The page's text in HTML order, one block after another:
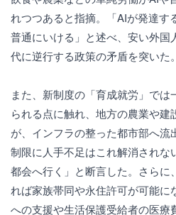
れつつあると指摘。「AIが発達す
普通にいける」と述べ、安い外国
代に逆行する政策の矛盾を突いた。
また、新制度の「育成就労」で
られる点に触れ、地方の農業や建
が、インフラの整った都市部へ
制限に人手不足はこれ解消されな
都会へ行く」と断言した。さらに
れば家族帯同や永住許可が可能に
への支援や生活保護受給者の医療